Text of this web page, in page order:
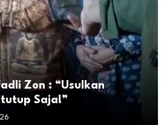
Zon : “Usulkan
Saja!”